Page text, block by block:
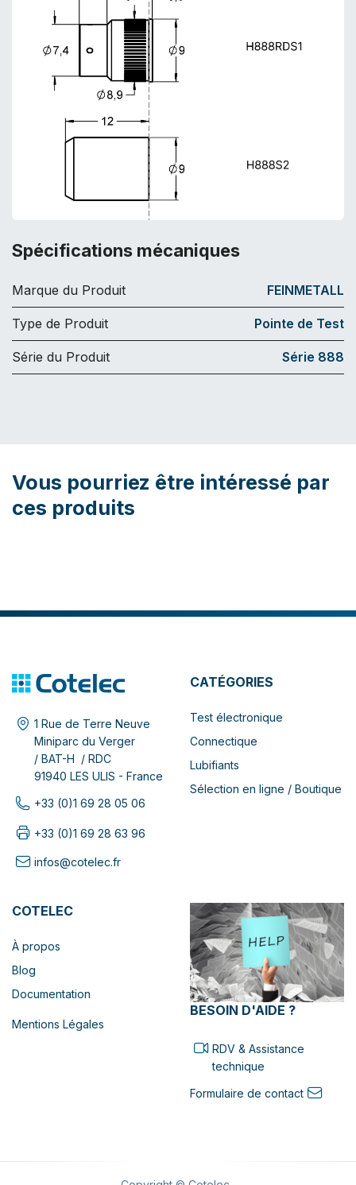
Spécifications mécaniques
Marque du Produit FEINMETALL
Type de Produit Pointe de Test
Série du Produit Série 888
Vous pourriez être intéressé par
ces produits
1 Rue de Terre Neuve
Miniparc du Verger
/ BAT-H / RDC
91940 LES ULIS - France
+33 (0)1 69 28 05 06
+33 (0)1 69 28 63 96
infos@cotelec.fr
CATÉGORIES
Test électronique
Connectique
Lubifiants
Sélection en ligne / Boutique
COTELEC
À propos
Blog
Documentation
Mentions Légales
BESOIN D'AIDE ?
RDV & Assistance
technique
Formulaire de contact